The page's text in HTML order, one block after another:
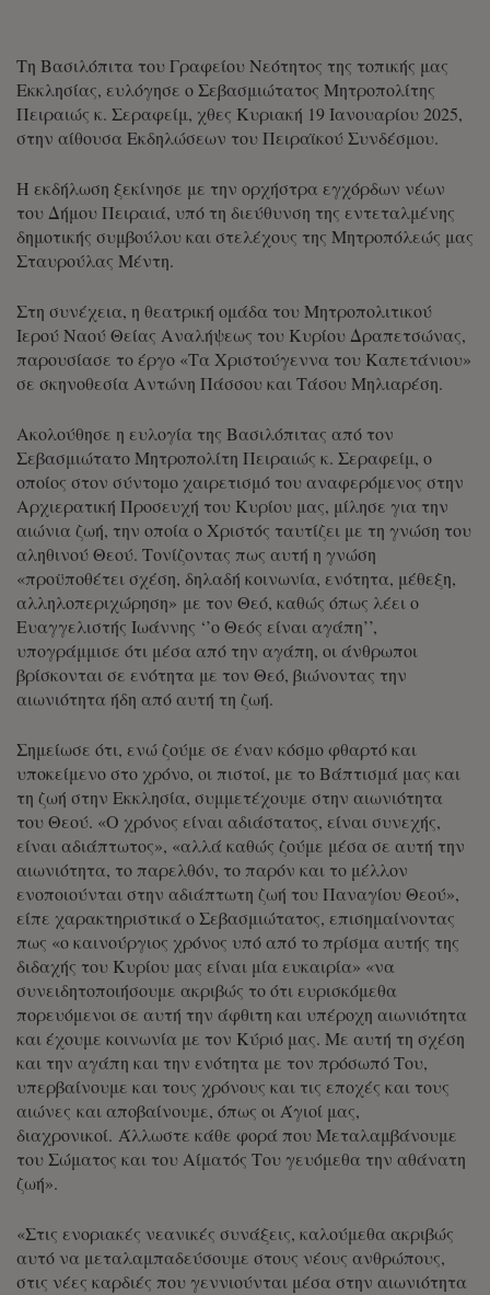
Τη Βασιλόπιτα του Γραφείου Νεότητος της τοπικής μας
Εκκλησίας, ευλόγησε ο Σεβασμιώτατος Μητροπολίτης
Πειραιώς κ. Σεραφείμ, χθες Κυριακή 19 Ιανουαρίου 2025,
στην αίθουσα Εκδηλώσεων του Πειραϊκού Συνδέσμου.
Η εκδήλωση ξεκίνησε με την ορχήστρα εγχόρδων νέων
του Δήμου Πειραιά, υπό τη διεύθυνση της εντεταλμένης
δημοτικής συμβούλου και στελέχους της Μητροπόλεώς μας
Σταυρούλας Μέντη.
Στη συνέχεια, η θεατρική ομάδα του Μητροπολιτικού
Ιερού Ναού Θείας Αναλήψεως του Κυρίου Δραπετσώνας,
παρουσίασε το έργο «Τα Χριστούγεννα του Καπετάνιου»
σε σκηνοθεσία Αντώνη Πάσσου και Τάσου Μηλιαρέση.
Ακολούθησε η ευλογία της Βασιλόπιτας από τον
Σεβασμιώτατο Μητροπολίτη Πειραιώς κ. Σεραφείμ, ο
οποίος στον σύντομο χαιρετισμό του αναφερόμενος στην
Αρχιερατική Προσευχή του Κυρίου μας, μίλησε για την
αιώνια ζωή, την οποία ο Χριστός ταυτίζει με τη γνώση του
αληθινού Θεού. Τονίζοντας πως αυτή η γνώση
«προϋποθέτει σχέση, δηλαδή κοινωνία, ενότητα, μέθεξη,
αλληλοπεριχώρηση» με τον Θεό, καθώς όπως λέει ο
Ευαγγελιστής Ιωάννης ‘’ο Θεός είναι αγάπη’’,
υπογράμμισε ότι μέσα από την αγάπη, οι άνθρωποι
βρίσκονται σε ενότητα με τον Θεό, βιώνοντας την
αιωνιότητα ήδη από αυτή τη ζωή.
Σημείωσε ότι, ενώ ζούμε σε έναν κόσμο φθαρτό και
υποκείμενο στο χρόνο, οι πιστοί, με το Βάπτισμά μας και
τη ζωή στην Εκκλησία, συμμετέχουμε στην αιωνιότητα
του Θεού. «Ο χρόνος είναι αδιάστατος, είναι συνεχής,
είναι αδιάπτωτος», «αλλά καθώς ζούμε μέσα σε αυτή την
αιωνιότητα, το παρελθόν, το παρόν και το μέλλον
ενοποιούνται στην αδιάπτωτη ζωή του Παναγίου Θεού»,
είπε χαρακτηριστικά ο Σεβασμιώτατος, επισημαίνοντας
πως «ο καινούργιος χρόνος υπό από το πρίσμα αυτής της
διδαχής του Κυρίου μας είναι μία ευκαιρία» «να
συνειδητοποιήσουμε ακριβώς το ότι ευρισκόμεθα
πορευόμενοι σε αυτή την άφθιτη και υπέροχη αιωνιότητα
και έχουμε κοινωνία με τον Κύριό μας. Με αυτή τη σχέση
και την αγάπη και την ενότητα με τον πρόσωπό Του,
υπερβαίνουμε και τους χρόνους και τις εποχές και τους
αιώνες και αποβαίνουμε, όπως οι Άγιοί μας,
διαχρονικοί. Άλλωστε κάθε φορά που Μεταλαμβάνουμε
του Σώματος και του Αίματός Του γευόμεθα την αθάνατη
ζωή».
«Στις ενοριακές νεανικές συνάξεις, καλούμεθα ακριβώς
αυτό να μεταλαμπαδεύσουμε στους νέους ανθρώπους,
στις νέες καρδιές που γεννιούνται μέσα στην αιωνιότητα